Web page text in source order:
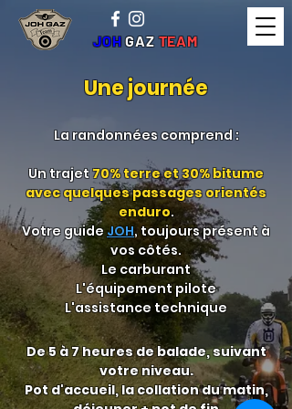
JOH GAZ TEAM
Une journée
La randonnées comprend :
Un trajet70% terre et 30% bitume
avec quelques passages orientés
enduro.
Votre guideJOH, toujours présent à
vos côtés.
Le carburant
L'équipement pilote
L'assistance technique
De 5 à 7 heures de balade, suivant
votre niveau.
Pot d'accueil, la collation du matin,